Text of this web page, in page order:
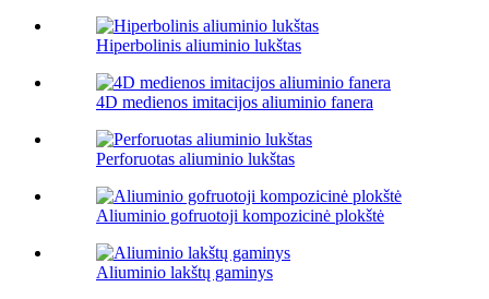
Hiperbolinis aliuminio lukštas
4D medienos imitacijos aliuminio fanera
Perforuotas aliuminio lukštas
Aliuminio gofruotoji kompozicinė plokštė
Aliuminio lakštų gaminys